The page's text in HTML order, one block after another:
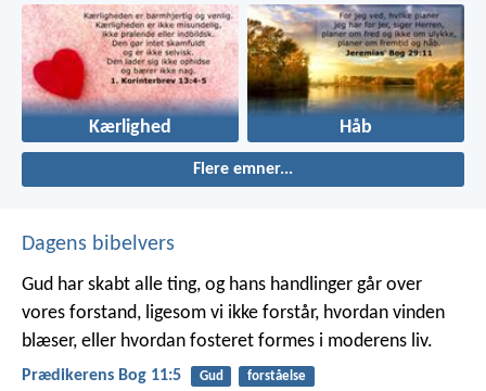
Kærlighed Håb
Flere emner...
Dagens bibelvers
Gud har skabt alle ting, og hans handlinger går over
vores forstand, ligesom vi ikke forstår, hvordan vinden
blæser, eller hvordan fosteret formes i moderens liv.
Prædikerens Bog 11:5 Gud forståelse